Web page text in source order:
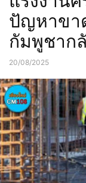
ปัญหาขา
กัมพูชาก
20/08/2025